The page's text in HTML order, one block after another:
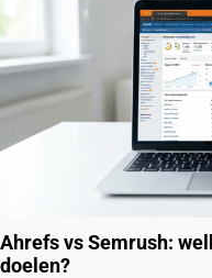
Ahrefs vs Semrush:
doelen?